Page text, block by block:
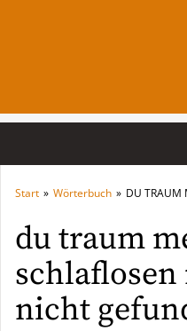
Start » Wörterbuch » DU TRAUM
du traum
schlaflosen
nicht